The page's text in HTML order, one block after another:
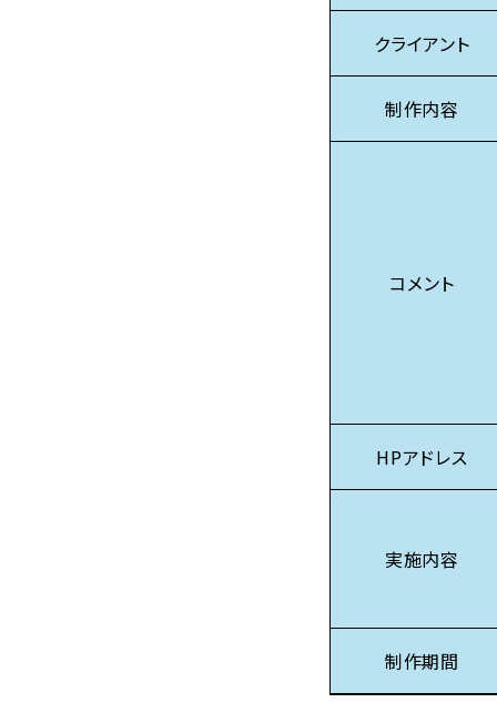
クライアント
制作内容
コメント
HPアドレス
実施内容
制作期間